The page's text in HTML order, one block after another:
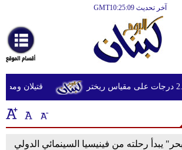
آخر تحديث GMT10:25:09
أخبارعاجلة
رياضة
ثقافة
إقتصاد
فن
قتيلان ومصابون جراء 14 غارة
يبدأ رحلته من فينيسيا السينمائي الدولي